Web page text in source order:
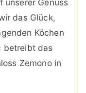
unserer Genuss
das Glück,
Köchen
betreibt das
Zemono in